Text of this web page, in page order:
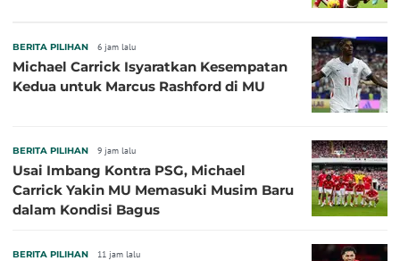
BERITA PILIHAN 6 jam lalu
Michael Carrick Isyaratkan Kesempatan
Kedua untuk Marcus Rashford di MU
BERITA PILIHAN 9 jam lalu
Usai Imbang Kontra PSG, Michael
Carrick Yakin MU Memasuki Musim Baru
dalam Kondisi Bagus
BERITA PILIHAN 11 jam lalu